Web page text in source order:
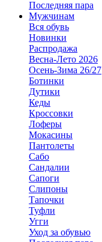
Последняя пара
Мужчинам
Вся обувь
Новинки
Распродажа
Весна-Лето 2026
Осень-Зима 26/27
Ботинки
Дутики
Кеды
Кроссовки
Лоферы
Мокасины
Пантолеты
Сабо
Сандалии
Сапоги
Слипоны
Тапочки
Туфли
Угги
Уход за обувью